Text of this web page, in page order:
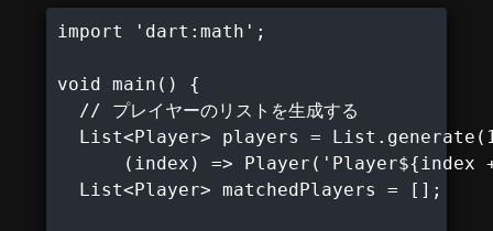
import 'dart:math';
void main() {
  // プレイヤーのリストを生成する
List<Player> players =
(index) => Player('Player${index
  List<Player> matchedPlayers = [];